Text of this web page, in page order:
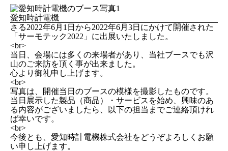
愛知時計電機
さる2022年6月1日から2022年6月3日にかけて開催された
「サーモテック2022」に出展いたしました。
<br>
当日、会場には多くの来場者があり、当社ブースでも沢
山のご来訪を頂く事が出来ました。
心より御礼申し上げます。
<br>
写真は、開催当日のブースの模様を撮影したものです。
当日展示した製品（商品）・サービスを始め、興味のあ
る内容がございましたら、以下の担当までご連絡頂けれ
ば幸いです。
<br>
今後とも、愛知時計電機株式会社をどうぞよろしくお願
い申し上げます。